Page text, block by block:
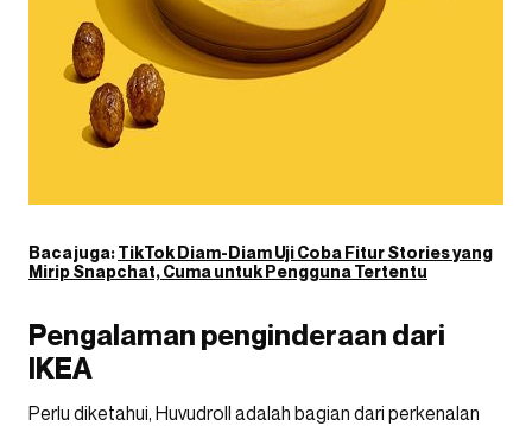
Baca juga:TikTok Diam-Diam Uji Coba Fitur Stories yang
Mirip Snapchat, Cuma untuk Pengguna Tertentu
Pengalaman penginderaan dari
IKEA
Perlu diketahui, Huvudroll adalah bagian dari perkenalan